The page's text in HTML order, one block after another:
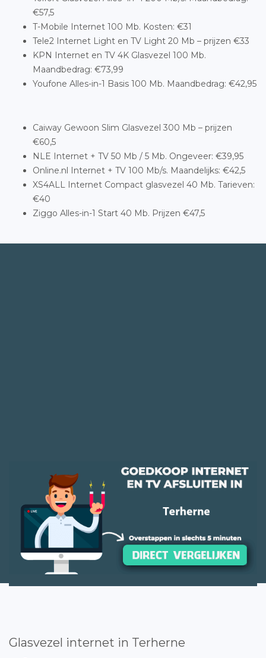
€57,5
T-Mobile Internet 100 Mb. Kosten: €31
Tele2 Internet Light en TV Light 20 Mb – prijzen €33
KPN Internet en TV 4K Glasvezel 100 Mb.
Maandbedrag: €73,99
Youfone Alles-in-1 Basis 100 Mb. Maandbedrag: €42,95
Caiway Gewoon Slim Glasvezel 300 Mb – prijzen
€60,5
NLE Internet + TV 50 Mb / 5 Mb. Ongeveer: €39,95
Online.nl Internet + TV 100 Mb/s. Maandelijks: €42,5
XS4ALL Internet Compact glasvezel 40 Mb. Tarieven:
€40
Ziggo Alles-in-1 Start 40 Mb. Prijzen €47,5
Glasvezel internet in Terherne